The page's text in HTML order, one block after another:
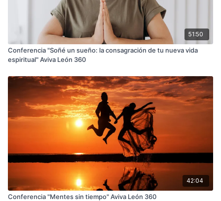
El equipo de Alcance Digital Innovation
51:50
Conferencia "Soñé un sueño: la consagración de tu nueva vida
espiritual" Aviva León 360
42:04
Conferencia "Mentes sin tiempo" Aviva León 360